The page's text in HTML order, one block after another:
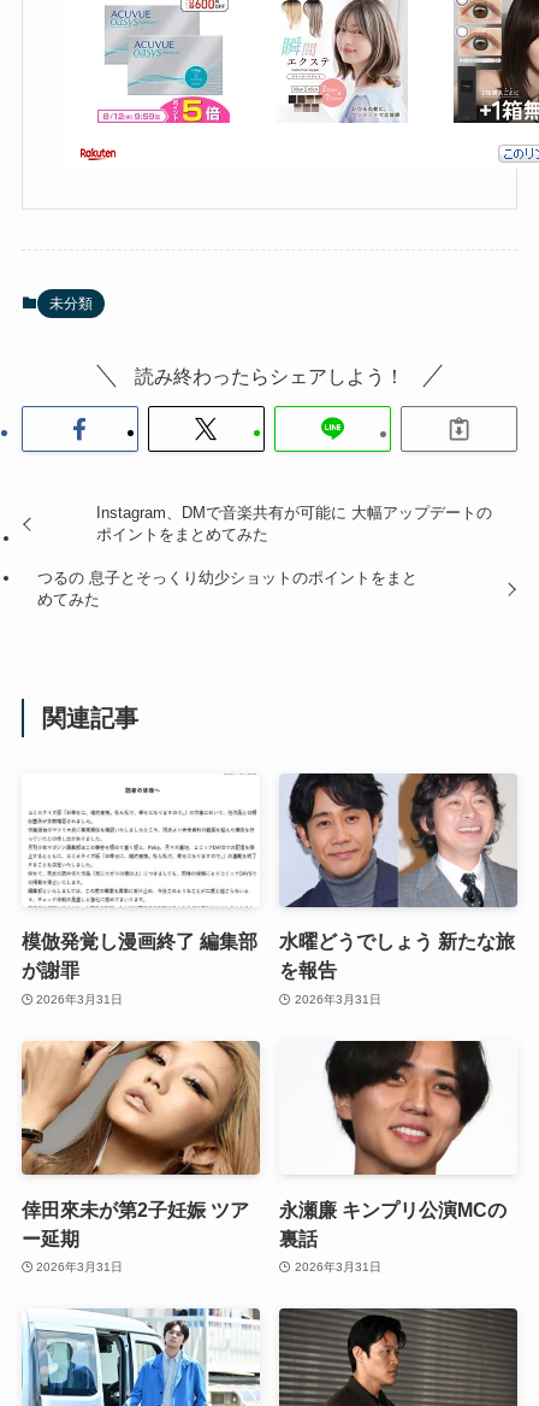
未分類
読み終わったらシェアしよう！
Instagram、DMで音楽共有が可能に 大幅アップデートの
ポイントをまとめてみた
つるの 息子とそっくり幼少ショットのポイントをまと
めてみた
関連記事
模倣発覚し漫画終了 編集部
が謝罪
2026年3月31日
水曜どうでしょう 新たな旅
を報告
2026年3月31日
倖田來未が第2子妊娠 ツア
ー延期
2026年3月31日
永瀬廉 キンプリ公演MCの
裏話
2026年3月31日